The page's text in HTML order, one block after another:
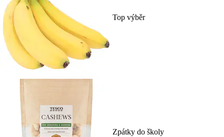
Top výběr
Zpátky do školy